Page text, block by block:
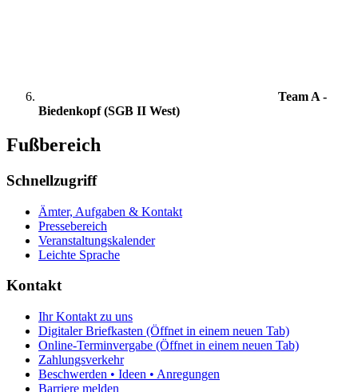
Team A -
Biedenkopf (SGB II West)
Fußbereich
Schnellzugriff
Ämter, Aufgaben & Kontakt
Pressebereich
Veranstaltungskalender
Leichte Sprache
Kontakt
Ihr Kontakt zu uns
Digitaler Briefkasten (Öffnet in einem neuen Tab)
Online-Terminvergabe (Öffnet in einem neuen Tab)
Zahlungsverkehr
Beschwerden • Ideen • Anregungen
Barriere melden